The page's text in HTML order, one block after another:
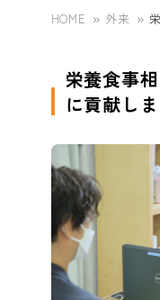
専門外来
chevron_right 予防接種
chevron_right
chevron_right 内視鏡に
訪問看護
chevron_right ケアマネ
chevron_right スペシャ
chevron_right 特定健診
大阪薬業
chevron_right 訪問看護師
chevron_right 検査技師
chevron_right 理学療法
chevron_right 座談会(在
chevron_right スペシャ
HOME 外来
栄養食事
に貢献し